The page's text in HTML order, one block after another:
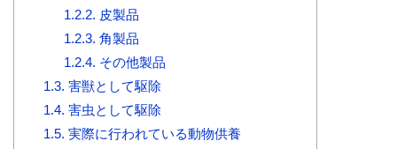
1.2.2. 皮製品
1.2.3. 角製品
1.2.4. その他製品
1.3. 害獣として駆除
1.4. 害虫として駆除
1.5. 実際に行われている動物供養